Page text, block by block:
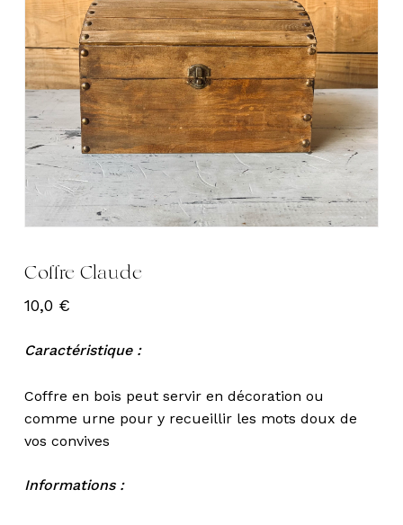
Coffre Claude
10,0 €
Caractéristique :
Coffre en bois peut servir en décoration ou
comme urne pour y recueillir les mots doux de
vos convives
Informations :